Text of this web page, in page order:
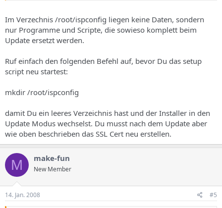
Im Verzechnis /root/ispconfig liegen keine Daten, sondern
nur Programme und Scripte, die sowieso komplett beim
Update ersetzt werden.
Ruf einfach den folgenden Befehl auf, bevor Du das setup
script neu startest:
mkdir /root/ispconfig
damit Du ein leeres Verzeichnis hast und der Installer in den
Update Modus wechselst. Du musst nach dem Update aber
wie oben beschrieben das SSL Cert neu erstellen.
M make-fun
New Member
14. Jan. 2008 #5